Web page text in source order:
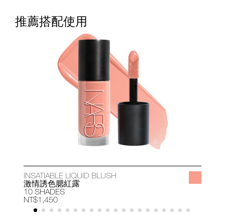
推薦搭配使用
INSATIABLE LIQUID BLUSH
激情誘色腮紅露
10 SHADES
NT$1,450